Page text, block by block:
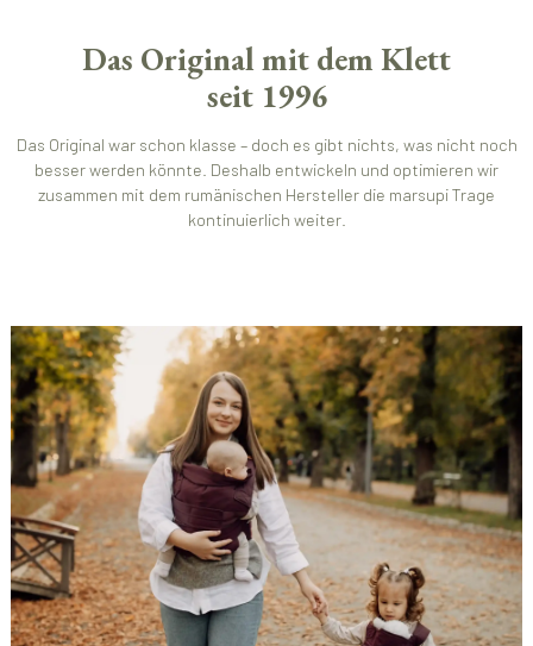
Das Original mit dem Klett
seit 1996
Das Original war schon klasse – doch es gibt nichts, was nicht noch
besser werden könnte. Deshalb entwickeln und optimieren wir
zusammen mit dem rumänischen Hersteller die marsupi Trage
kontinuierlich weiter.